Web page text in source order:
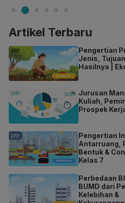
Artikel Terbaru
Pengertian
Jenis,
Hasilnya |
Jurusan
Kuliah,
Prospek
Pengertian
Antarruang,
Bentuk &
Kelas 7
Perbedaan
BUMD dari
Kelebihan &